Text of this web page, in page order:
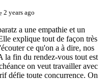
2 years ago
a une empathie et un
explique tout de façon très
ce qu'on a à dire, nos
la fin du rendez-vous tout est
on veut travailler avec
défie toute concurrence. On